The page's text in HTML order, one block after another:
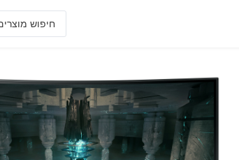
S27BG650EM
מסך חכם "26.9 גיימינג קעור ברזולוציה WQHD וקצב רענון של 240HZ
• מסדרת Odyssey G6 מסגרת דקה במיוחד,רגלית מתכווננת